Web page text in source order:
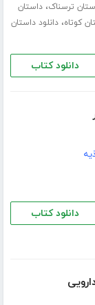
ترسناک،داستان
کوتاه،دانلود داستان
دانلود کتاب
دانلود کتاب